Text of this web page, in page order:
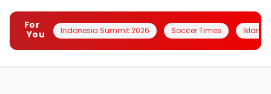
For
You
Indonesia Summit 2026 Soccer Times Iklanin